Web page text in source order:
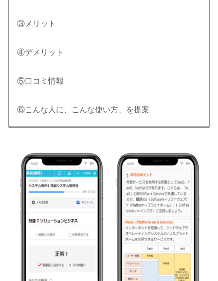
③メリット
④デメリット
⑤口コミ情報
⑥こんな人に、こんな使い方、を提案